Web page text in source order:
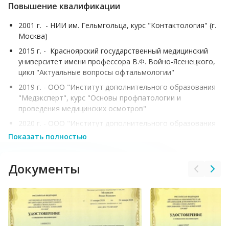
Повышение квалификации
2001 г. - НИИ им. Гельмгольца, курс "Контактология" (г.
Москва)
2015 г. - Красноярский государственный медицинский
университет имени профессора В.Ф. Войно-Ясенецкого,
цикл "Актуальные вопросы офтальмологии"
2019 г. - ООО "Институт дополнительного образования
"Медэксперт", курс "Основы профпатологии и
проведения медицинских осмотров"
2020 г. - ООО "Институт дополнительного образования
"Медэксперт", курс "Офтальмология"
Екатеринбург)
Показать полностью
Документы